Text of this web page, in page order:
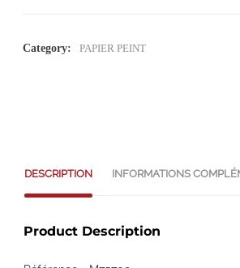
Category: PAPIER PEINT
DESCRIPTION INFORMATIONS
Product Description